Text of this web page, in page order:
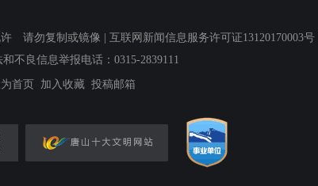
勿复制或镜像 | 互联网新闻信息服务许可证13120170003号 |
和不良信息举报电话：0315-2839111
首页 加入收藏 投稿邮箱